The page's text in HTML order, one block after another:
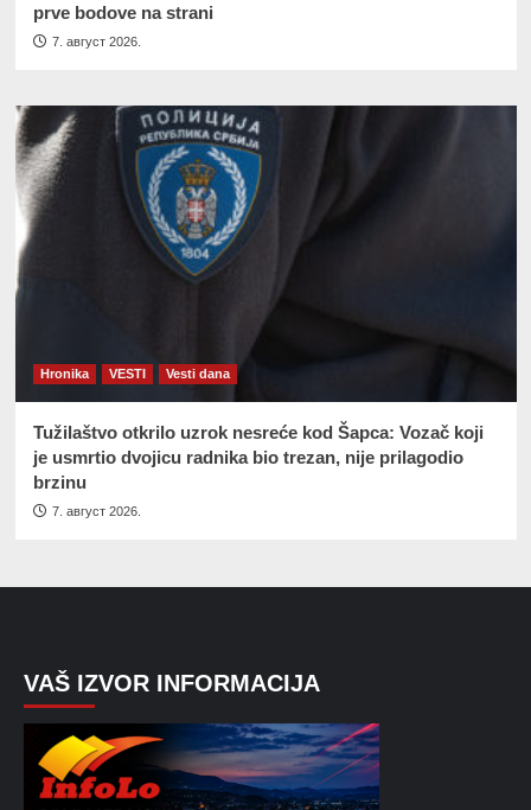
prve bodove na strani
7. август 2026.
Hronika VESTI Vesti dana
Tužilaštvo otkrilo uzrok nesreće kod Šapca: Vozač koji
je usmrtio dvojicu radnika bio trezan, nije prilagodio
brzinu
7. август 2026.
VAŠ IZVOR INFORMACIJA